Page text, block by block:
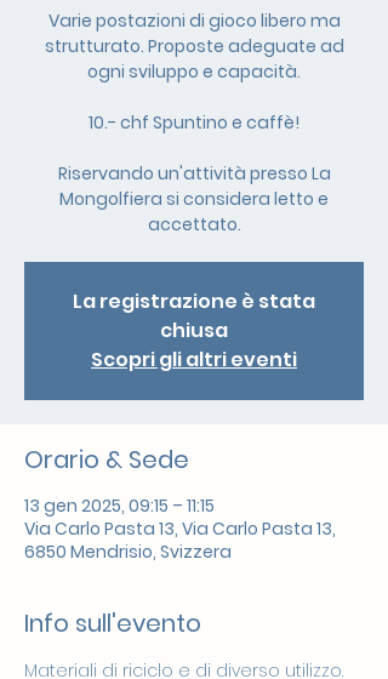
Varie postazioni di gioco libero ma
strutturato. Proposte adeguate ad
ogni sviluppo e capacità.
10.- chf Spuntino e caffè!
Riservando un'attività presso La
Mongolfiera si considera letto e
accettato.
La registrazione è stata
chiusa
Scopri gli altri eventi
Orario & Sede
13 gen 2025, 09:15 – 11:15
Via Carlo Pasta 13, Via Carlo Pasta 13,
6850 Mendrisio, Svizzera
Info sull'evento
Materiali di riciclo e di diverso utilizzo.